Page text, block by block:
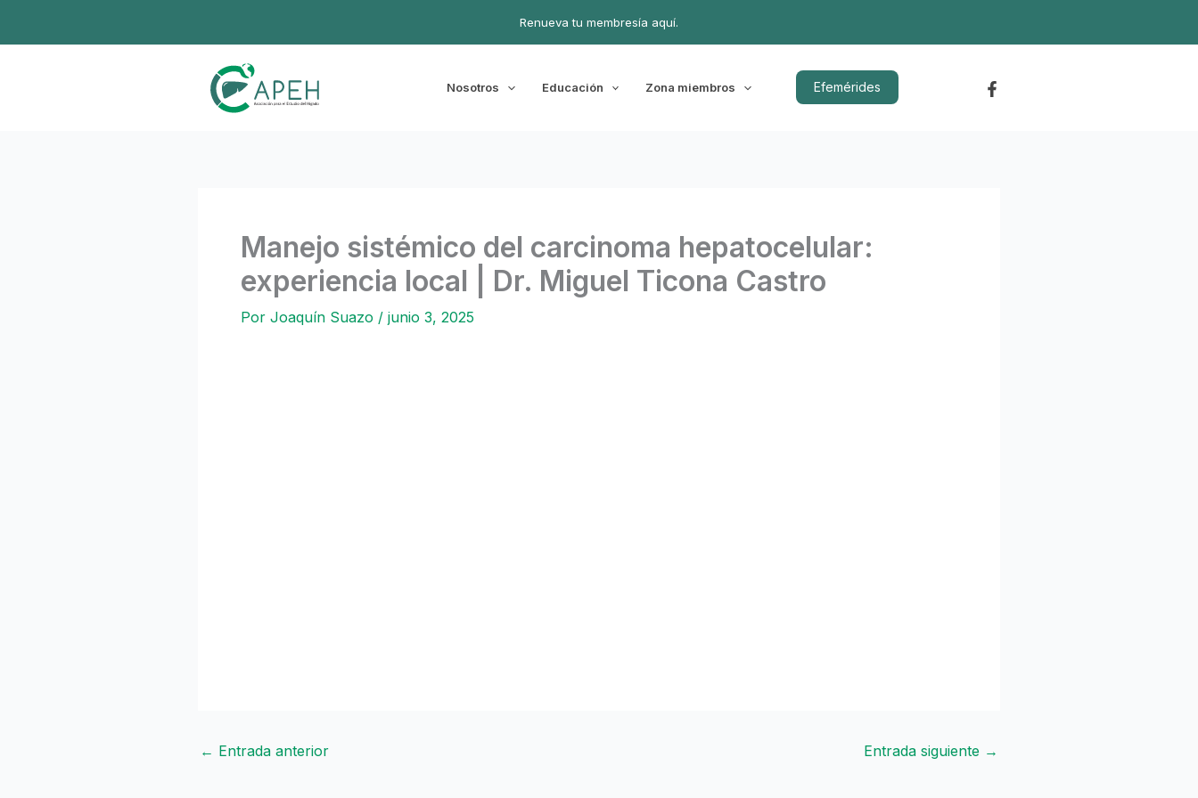
Renueva tu membresía aquí.
Nosotros Educación Zona miembros Efemérides
Manejo sistémico del carcinoma hepatocelular:
experiencia local | Dr. Miguel Ticona Castro
Por Joaquín Suazo / junio 3, 2025
← Entrada anterior Entrada siguiente →